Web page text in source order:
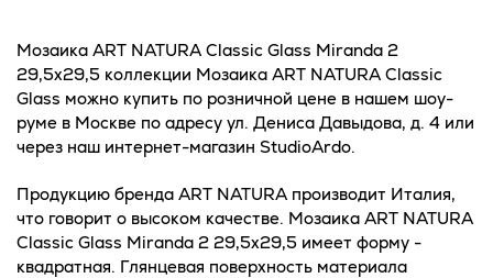
Мозаика ART NATURA Classic Glass Miranda 2
29,5x29,5 коллекции Мозаика ART NATURA Classic
Glass можно купить по розничной цене в нашем шоу-
руме в Москве по адресу ул. Дениса Давыдова, д. 4 или
через наш интернет-магазин StudioArdo.
Продукцию бренда ART NATURA производит Италия,
что говорит о высоком качестве. Мозаика ART NATURA
Classic Glass Miranda 2 29,5x29,5 имеет форму -
квадратная. Глянцевая поверхность материала